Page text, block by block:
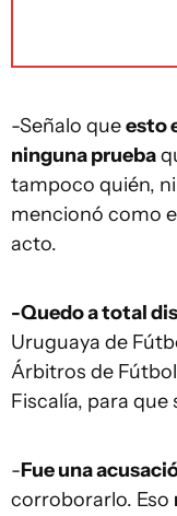
-Señalo queesto
ninguna prueba
tampoco quién,
mencionó como
acto.
-Quedo a total
Uruguaya de
Árbitros de
Fiscalía, para que
-Fue una
corroborarlo. Eso